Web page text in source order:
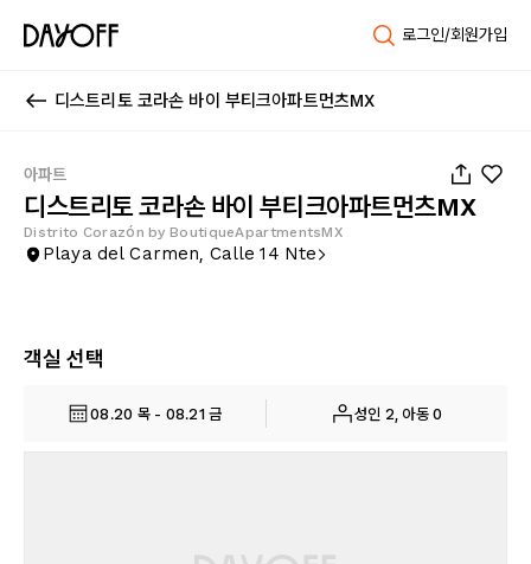
로그인/회원가입
디스트리토 코라손 바이 부티크아파트먼츠MX
아파트
디스트리토 코라손 바이 부티크아파트먼츠MX
Distrito Corazón by BoutiqueApartmentsMX
Playa del Carmen, Calle 14 Nte
객실 선택
08.20 목 - 08.21 금 성인 2, 아동 0